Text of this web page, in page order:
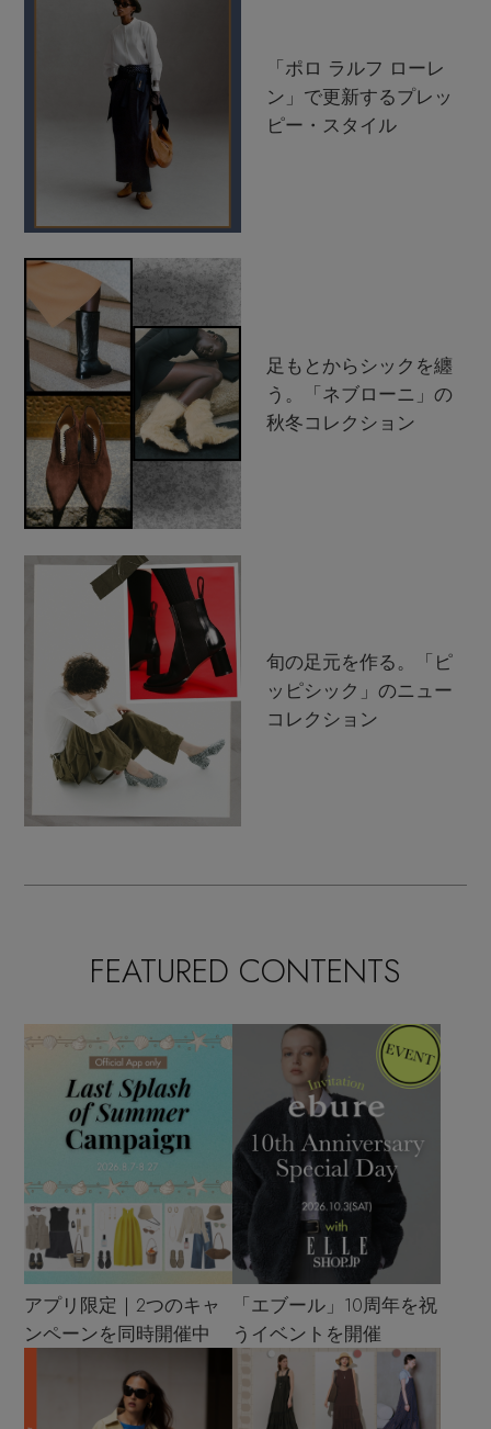
「ポロ ラルフ ローレ
ン」で更新するプレッ
ピー・スタイル
足もとからシックを纏
う。「ネブローニ」の
秋冬コレクション
旬の足元を作る。「ピ
ッピシック」のニュー
コレクション
FEATURED CONTENTS
アプリ限定｜2つのキャ
ンペーンを同時開催中
「エブール」10周年を祝
うイベントを開催